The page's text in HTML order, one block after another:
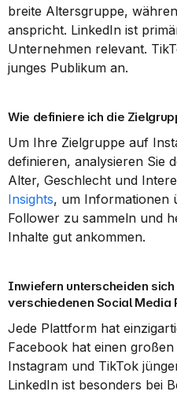
breite Altersgruppe,
anspricht. LinkedIn ist
Unternehmen relevant.
junges Publikum an.
Wie definiere ich die
Um Ihre Zielgruppe auf
definieren, analysieren Sie
Alter, Geschlecht und
Insights, um Informationen
Follower zu sammeln und
Inhalte gut ankommen.
Inwiefern unterscheiden
verschiedenen Social Media
Jede Plattform hat
Facebook hat einen
Instagram und TikTok
LinkedIn ist besonders bei